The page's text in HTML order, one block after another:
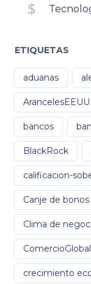
ETIQUETAS
aduanas
ArancelesEEUU
bancos
BlackRock
calificacion-
Canje de bonos
Clima de
ComercioGlobal
crecimiento